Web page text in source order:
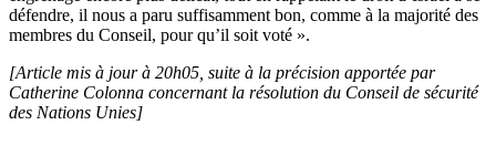
défendre, il nous a paru suffisamment bon, comme à la majorité des
membres du Conseil, pour qu’il soit voté ».
[Article mis à jour à 20h05, suite à la précision apportée par
Catherine Colonna concernant la résolution du Conseil de sécurité
des Nations Unies]